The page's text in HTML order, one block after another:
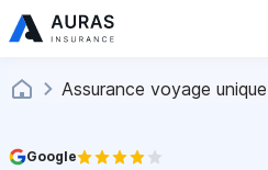
Assurance voyage unique
Google